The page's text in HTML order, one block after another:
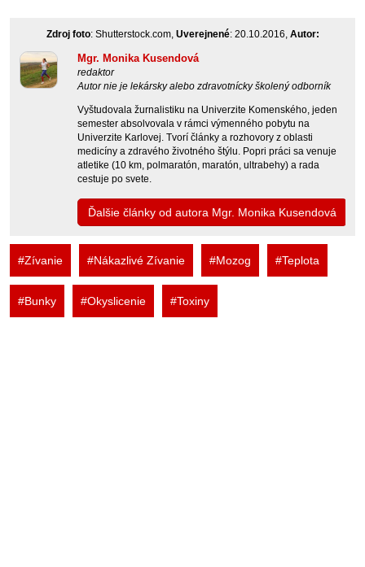
Zdroj foto: Shutterstock.com, Uverejnené: 20.10.2016, Autor:
Mgr. Monika Kusendová
redaktor
Autor nie je lekársky alebo zdravotnícky školený odborník
Vyštudovala žurnalistiku na Univerzite Komenského, jeden
semester absolvovala v rámci výmenného pobytu na
Univerzite Karlovej. Tvorí články a rozhovory z oblasti
medicíny a zdravého životného štýlu. Popri práci sa venuje
atletike (10 km, polmaratón, maratón, ultrabehy) a rada
cestuje po svete.
Ďalšie články od autora Mgr. Monika Kusendová
#Zívanie #Nákazlivé Zívanie #Mozog #Teplota
#Bunky #Okyslicenie #Toxiny